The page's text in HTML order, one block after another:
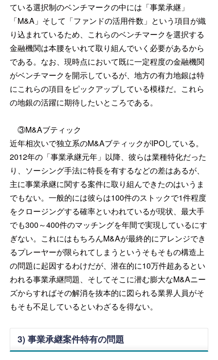
ている選択制のベンチマークの中には「事業承継」
「M&A」そして「ファンドの活用件数」という項目が織
り込まれているため、これらのベンチマークを選択する
金融機関は本腰をいれて取り組んでいく必要があるから
である。なお、現時点において既に一定程度の金融機関
がベンチマークを開示しているが、地方の有力地銀は特
にこれらの項目をピックアップしている模様だ。これら
の地銀の活躍に期待したいところである。
③M&Aブティック
近年相次いで独立系のM&AブティックがIPOしている。
2012年の「事業承継元年」以降、彼らは業種特化だった
り、ソーシング手法に特長を有するなどの差はあるが、
主に事業承継に関する案件に取り組んできたのはいうま
でもない。一般的には彼らは100件のストックで1件程度
をクロージングする確率といわれているが現状、最大手
でも300～400件のマッチングを年間で実現しているにす
ぎない。これにはもちろんM&Aが最終的にアレンジでき
るプレーヤーが限られてしまうというそもそもの構造上
の問題に起因するわけだが、潜在的に10万件超あるとい
われる事業承継問題、そしてそこに潜む膨大なM&Aニー
ズからすればその解消を抜本的に図られる業界人員がそ
もそも不足しているといわざるを得ない。
3) 事業承継案件特有の問題